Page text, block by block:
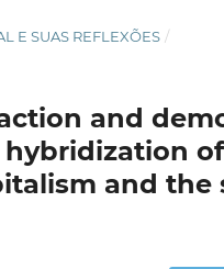
E SUAS REFLEXÕES /
and
and the